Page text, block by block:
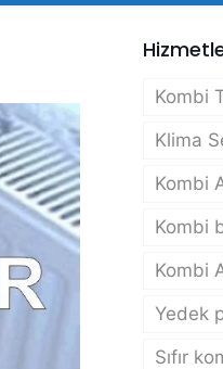
Kombi
Klima
Kombi
Kombi
Kombi
Yedek
Sıfır